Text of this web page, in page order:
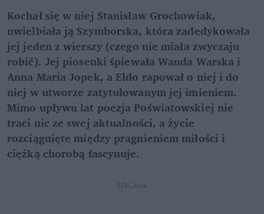
Kochał się w niej Stanisław Grochowiak,
uwielbiała ją Szymborska, która zadedykowała
jej jeden z wierszy (czego nie miała zwyczaju
robić). Jej piosenki śpiewała Wanda Warska i
Anna Maria Jopek, a Eldo rapował o niej i do
niej w utworze zatytułowanym jej imieniem.
Mimo upływu lat poezja Poświatowskiej nie
traci nic ze swej aktualności, a życie
rozciągnięte między pragnieniem miłości i
ciężką chorobą fascynuje.
REKLAMA